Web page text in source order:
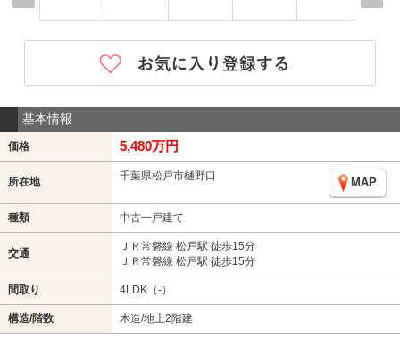
基本情報
価格 5,480万円
所在地 千葉県松戸市樋野口
MAP
種類 中古一戸建て
交通
ＪＲ常磐線 松戸駅 徒歩15分
ＪＲ常磐線 松戸駅 徒歩15分
間取り 4LDK（-）
構造/階数 木造/地上2階建